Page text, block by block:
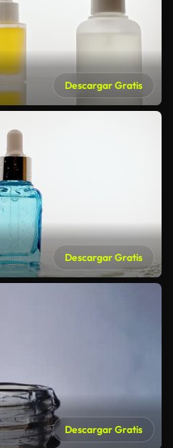
Descargar Gratis
Descargar Gratis
Descargar Gratis